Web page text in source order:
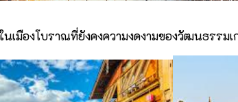
นเมืองโบราณที่ยังคงความงดงามของวัฒนธรรม